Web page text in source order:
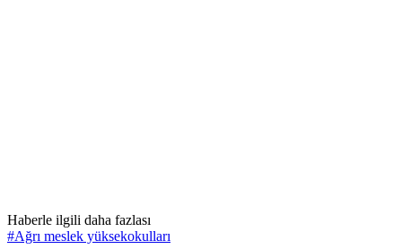
Haberle ilgili daha fazlası
#Ağrı meslek yüksekokulları